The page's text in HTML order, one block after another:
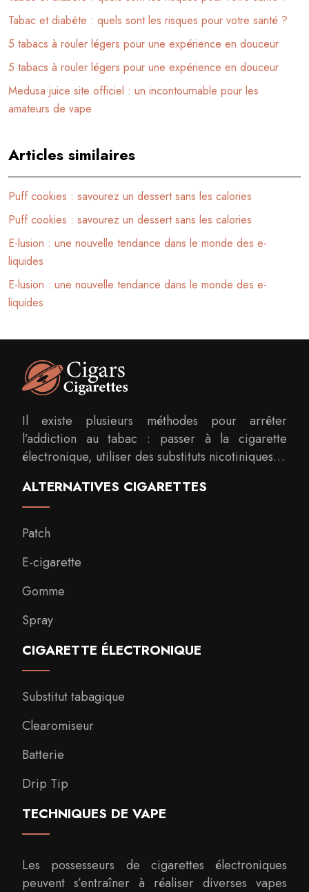
Tabac et diabète : quels sont les risques pour votre santé ?
5 tabacs à rouler légers pour une expérience en douceur
5 tabacs à rouler légers pour une expérience en douceur
Medusa juice site officiel : un incontournable pour les
amateurs de vape
Articles similaires
Puff cookies : savourez un dessert sans les calories
Puff cookies : savourez un dessert sans les calories
E-lusion : une nouvelle tendance dans le monde des e-
liquides
E-lusion : une nouvelle tendance dans le monde des e-
liquides
Il existe plusieurs méthodes pour arrêter
l’addiction au tabac : passer à la cigarette
électronique, utiliser des substituts nicotiniques…
ALTERNATIVES CIGARETTES
Patch
E-cigarette
Gomme
Spray
CIGARETTE ÉLECTRONIQUE
Substitut tabagique
Clearomiseur
Batterie
Drip Tip
TECHNIQUES DE VAPE
Les possesseurs de cigarettes électroniques
peuvent s’entraîner à réaliser diverses vapes